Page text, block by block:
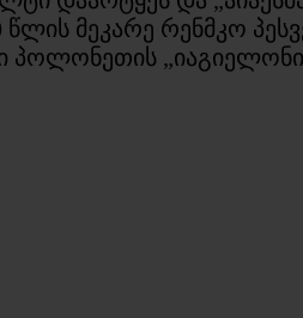
წლის მეკარე რენმკო
პოლონეთის